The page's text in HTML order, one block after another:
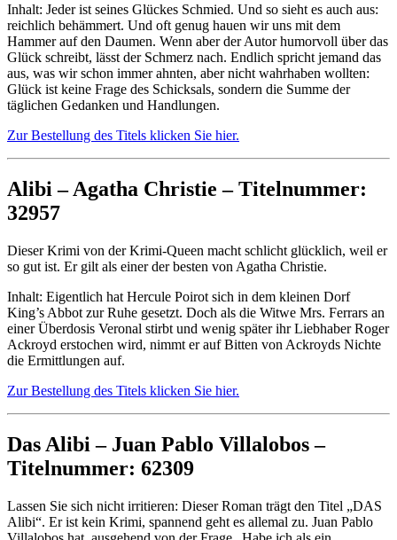
Inhalt: Jeder ist seines Glückes Schmied. Und so sieht es auch aus:
reichlich behämmert. Und oft genug hauen wir uns mit dem
Hammer auf den Daumen. Wenn aber der Autor humorvoll über das
Glück schreibt, lässt der Schmerz nach. Endlich spricht jemand das
aus, was wir schon immer ahnten, aber nicht wahrhaben wollten:
Glück ist keine Frage des Schicksals, sondern die Summe der
täglichen Gedanken und Handlungen.
Zur Bestellung des Titels klicken Sie hier.
Alibi – Agatha Christie – Titelnummer:
32957
Dieser Krimi von der Krimi-Queen macht schlicht glücklich, weil er
so gut ist. Er gilt als einer der besten von Agatha Christie.
Inhalt: Eigentlich hat Hercule Poirot sich in dem kleinen Dorf
King’s Abbot zur Ruhe gesetzt. Doch als die Witwe Mrs. Ferrars an
einer Überdosis Veronal stirbt und wenig später ihr Liebhaber Roger
Ackroyd erstochen wird, nimmt er auf Bitten von Ackroyds Nichte
die Ermittlungen auf.
Zur Bestellung des Titels klicken Sie hier.
Das Alibi – Juan Pablo Villalobos –
Titelnummer: 62309
Lassen Sie sich nicht irritieren: Dieser Roman trägt den Titel „DAS
Alibi“. Er ist kein Krimi, spannend geht es allemal zu. Juan Pablo